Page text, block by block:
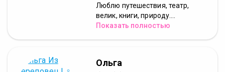
Люблю путешествия, театр,
велик, книги, природу....
Показать полностью
Ольга